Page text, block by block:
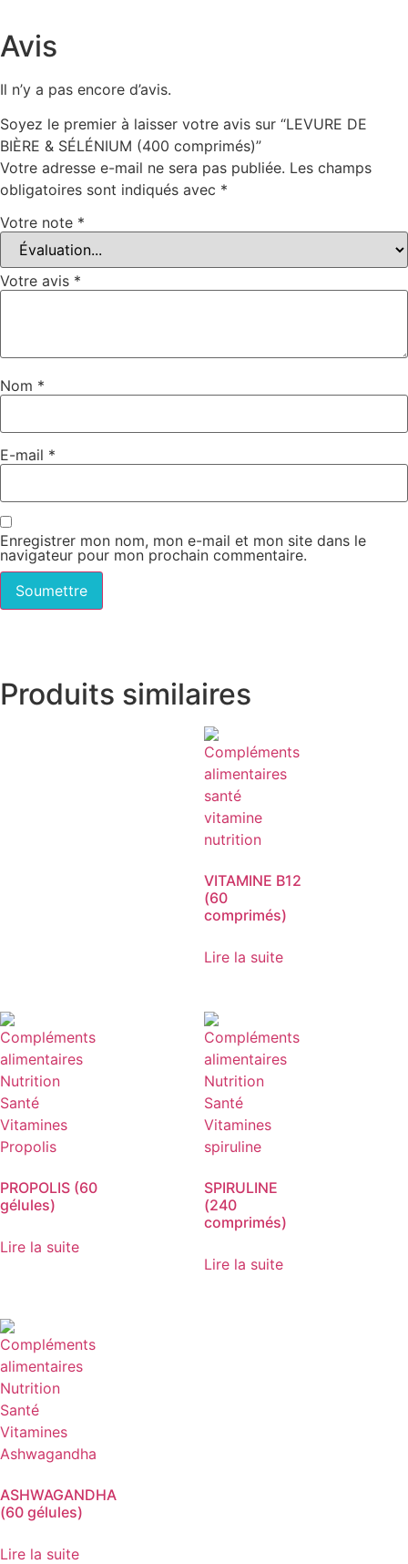
Avis
Il n’y a pas encore d’avis.
Soyez le premier à laisser votre avis sur “LEVURE DE
BIÈRE & SÉLÉNIUM (400 comprimés)”
Votre adresse e-mail ne sera pas publiée. Les champs
obligatoires sont indiqués avec *
Votre note *
Votre avis *
Nom *
E-mail *
Enregistrer mon nom, mon e-mail et mon site dans le
navigateur pour mon prochain commentaire.
Produits similaires
VITAMINE B12
(60
comprimés)
Lire la suite
PROPOLIS (60
gélules)
Lire la suite
SPIRULINE
(240
comprimés)
Lire la suite
ASHWAGANDHA
(60 gélules)
Lire la suite